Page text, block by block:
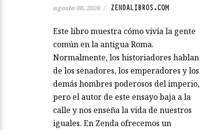
agosto 08, 2026 / ZENDALIBROS.COM
Este libro muestra cómo vivía la gente
común en la antigua Roma.
Normalmente, los historiadores hablan
de los senadores, los emperadores y los
demás hombres poderosos del imperio,
pero el autor de este ensayo baja a la
calle y nos enseña la vida de nuestros
iguales. En Zenda ofrecemos un